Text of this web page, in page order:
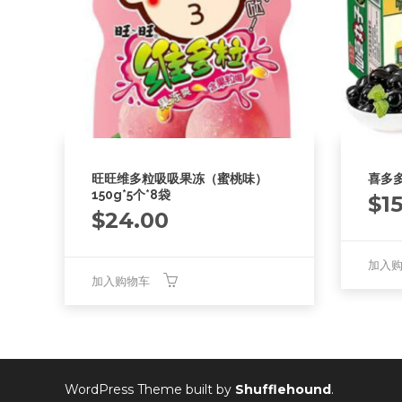
旺旺维多粒吸吸果冻（蜜桃味）
150g*5个*8袋
$24.00
加入购物车
喜多
$
加入
WordPress Theme built by Shufflehound.